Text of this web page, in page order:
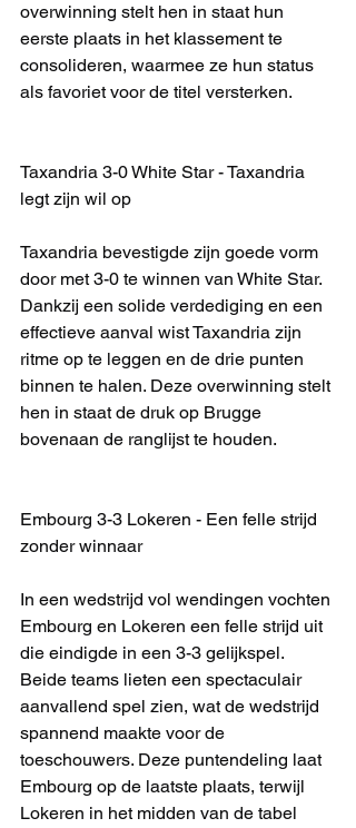
overwinning stelt hen in staat hun
eerste plaats in het klassement te
consolideren, waarmee ze hun status
als favoriet voor de titel versterken.
Taxandria 3-0 White Star - Taxandria
legt zijn wil op
Taxandria bevestigde zijn goede vorm
door met 3-0 te winnen van White Star.
Dankzij een solide verdediging en een
effectieve aanval wist Taxandria zijn
ritme op te leggen en de drie punten
binnen te halen. Deze overwinning stelt
hen in staat de druk op Brugge
bovenaan de ranglijst te houden.
Embourg 3-3 Lokeren - Een felle strijd
zonder winnaar
In een wedstrijd vol wendingen vochten
Embourg en Lokeren een felle strijd uit
die eindigde in een 3-3 gelijkspel.
Beide teams lieten een spectaculair
aanvallend spel zien, wat de wedstrijd
spannend maakte voor de
toeschouwers. Deze puntendeling laat
Embourg op de laatste plaats, terwijl
Lokeren in het midden van de tabel